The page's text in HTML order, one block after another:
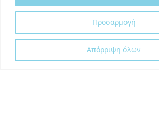
Προσαρμογή
Απόρριψη όλων
Designed and developed with